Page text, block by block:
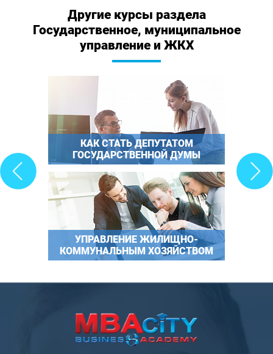
Другие курсы раздела
Государственное, муниципальное
управление и ЖКХ
КАК СТАТЬ ДЕПУТАТОМ
ГОСУДАРСТВЕННОЙ ДУМЫ
УПРАВЛЕНИЕ ЖИЛИЩНО-
КОММУНАЛЬНЫМ ХОЗЯЙСТВОМ